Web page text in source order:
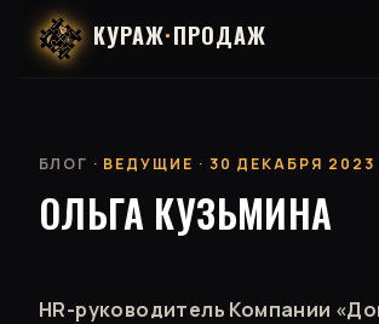
КУРАЖ·ПРОДАЖ
БЛОГ · ВЕДУЩИЕ · 30 ДЕКАБРЯ 2023
ОЛЬГА КУЗЬМИНА
HR-руководитель Компании